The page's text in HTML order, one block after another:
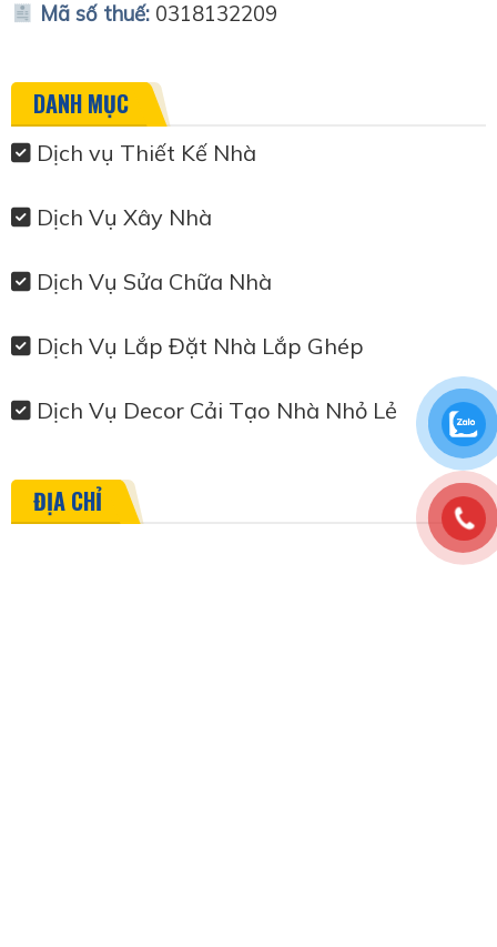
Mã số thuế: 0318132209
DANH MỤC
Dịch vụ Thiết Kế Nhà
Dịch Vụ Xây Nhà
Dịch Vụ Sửa Chữa Nhà
Dịch Vụ Lắp Đặt Nhà Lắp Ghép
Dịch Vụ Decor Cải Tạo Nhà Nhỏ Lẻ
ĐỊA CHỈ